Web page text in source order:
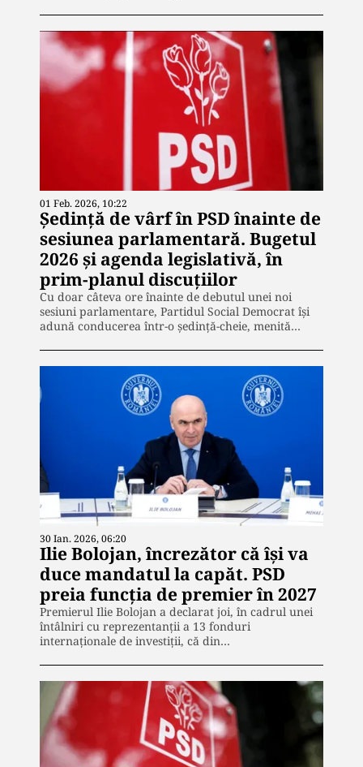
01 Feb. 2026, 10:22
Ședință de vârf în PSD înainte de
sesiunea parlamentară. Bugetul
2026 și agenda legislativă, în
prim-planul discuţiilor
Cu doar câteva ore înainte de debutul unei noi
sesiuni parlamentare, Partidul Social Democrat își
adună conducerea într-o ședință-cheie, menită…
30 Ian. 2026, 06:20
Ilie Bolojan, încrezător că își va
duce mandatul la capăt. PSD
preia funcția de premier în 2027
Premierul Ilie Bolojan a declarat joi, în cadrul unei
întâlniri cu reprezentanții a 13 fonduri
internaționale de investiții, că din…